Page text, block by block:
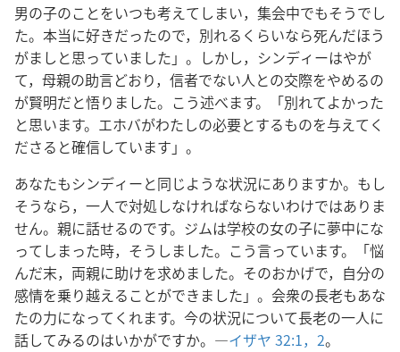
男の子のことをいつも考えてしまい，集会中でもそうでし
た。本当に好きだったので，別れるくらいなら死んだほう
がましと思っていました」。しかし，シンディーはやが
て，母親の助言どおり，信者でない人との交際をやめるの
が賢明だと悟りました。こう述べます。「別れてよかった
と思います。エホバがわたしの必要とするものを与えてく
ださると確信しています」。
あなたもシンディーと同じような状況にありますか。もし
そうなら，一人で対処しなければならないわけではありま
せん。親に話せるのです。ジムは学校の女の子に夢中にな
ってしまった時，そうしました。こう言っています。「悩
んだ末，両親に助けを求めました。そのおかげで，自分の
感情を乗り越えることができました」。会衆の長老もあな
たの力になってくれます。今の状況について長老の一人に
話してみるのはいかがですか。―イザヤ 32:1，2。